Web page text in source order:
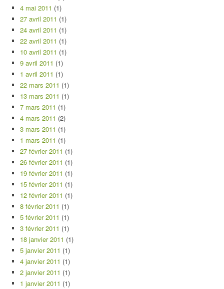
4 mai 2011 (1)
27 avril 2011 (1)
24 avril 2011 (1)
22 avril 2011 (1)
10 avril 2011 (1)
9 avril 2011 (1)
1 avril 2011 (1)
22 mars 2011 (1)
13 mars 2011 (1)
7 mars 2011 (1)
4 mars 2011 (2)
3 mars 2011 (1)
1 mars 2011 (1)
27 février 2011 (1)
26 février 2011 (1)
19 février 2011 (1)
15 février 2011 (1)
12 février 2011 (1)
8 février 2011 (1)
5 février 2011 (1)
3 février 2011 (1)
18 janvier 2011 (1)
5 janvier 2011 (1)
4 janvier 2011 (1)
2 janvier 2011 (1)
1 janvier 2011 (1)